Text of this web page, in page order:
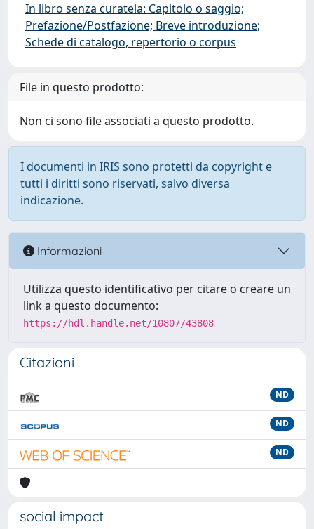
In libro senza curatela: Capitolo o saggio;
Prefazione/Postfazione; Breve introduzione;
Schede di catalogo, repertorio o corpus
File in questo prodotto:
Non ci sono file associati a questo prodotto.
I documenti in IRIS sono protetti da copyright e
tutti i diritti sono riservati, salvo diversa
indicazione.
Informazioni
Utilizza questo identificativo per citare o creare un
link a questo documento:
https://hdl.handle.net/10807/43808
Citazioni
ND
ND
ND
social impact